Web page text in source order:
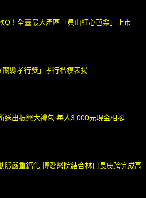
Q！全臺最大產區「員山紅心芭樂」上市
蘭縣孝行獎」孝行楷模表揚
送出振興大禮包 每人3,000元現金相挺
脈嚴重鈣化 博愛醫院結合林口長庚跨完成高